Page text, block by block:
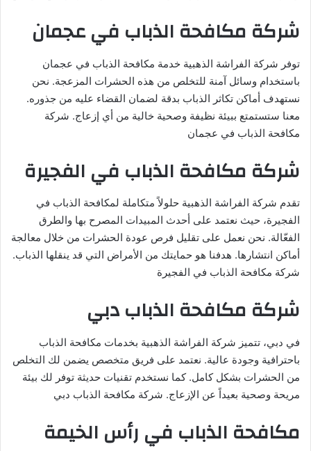
شركة مكافحة الذباب في عجمان
توفر شركة الفراشة الذهبية خدمة مكافحة الذباب في عجمان
باستخدام وسائل آمنة للتخلص من هذه الحشرات المزعجة. نحن
نستهدف أماكن تكاثر الذباب بدقة لضمان القضاء عليه من جذوره.
معنا ستستمتع ببيئة نظيفة وصحية خالية من أي إزعاج. شركة
مكافحة الذباب في عجمان
شركة مكافحة الذباب في الفجيرة
تقدم شركة الفراشة الذهبية حلولاً متكاملة لمكافحة الذباب في
الفجيرة، حيث نعتمد على أحدث المبيدات المصرح بها والطرق
الفعّالة. نحن نعمل على تقليل فرص عودة الحشرات من خلال معالجة
أماكن انتشارها. هدفنا هو حمايتك من الأمراض التي قد ينقلها الذباب.
شركة مكافحة الذباب في الفجيرة
شركة مكافحة الذباب دبي
في دبي، تتميز شركة الفراشة الذهبية بخدمات مكافحة الذباب
باحترافية وجودة عالية. نعتمد على فريق متخصص يضمن لك التخلص
من الحشرات بشكل كامل. كما نستخدم تقنيات حديثة توفر لك بيئة
مريحة وصحية بعيداً عن الإزعاج. شركة مكافحة الذباب دبي
مكافحة الذباب في رأس الخيمة